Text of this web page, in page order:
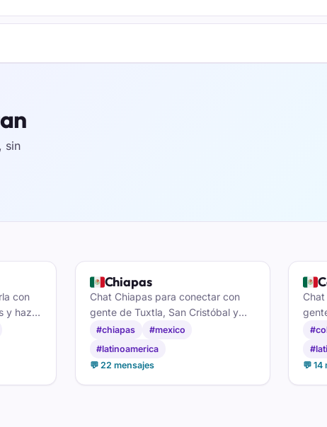
sin
con
y haz
DF.
🇲🇽Chiapas
Chat Chiapas para conectar con
gente de Tuxtla, San Cristóbal y
Tapachula: café, tradiciones,
costumbres locales y amistad sin
registro.
#chiapas
#mexico
#latinoamerica
💬 22 mensajes
🇲🇽
💬 14